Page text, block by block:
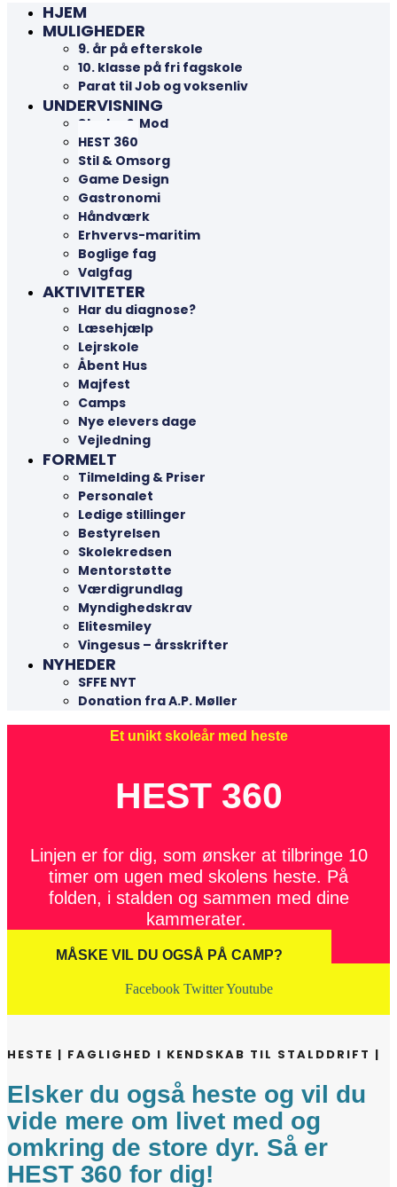
HJEM
MULIGHEDER
9. år på efterskole
10. klasse på fri fagskole
Parat til Job og voksenliv
UNDERVISNING
Styrke & Mod
HEST 360
Stil & Omsorg
Game Design
Gastronomi
Håndværk
Erhvervs-maritim
Boglige fag
Valgfag
AKTIVITETER
Har du diagnose?
Læsehjælp
Lejrskole
Åbent Hus
Majfest
Camps
Nye elevers dage
Vejledning
FORMELT
Tilmelding & Priser
Personalet
Ledige stillinger
Bestyrelsen
Skolekredsen
Mentorstøtte
Værdigrundlag
Myndighedskrav
Elitesmiley
Vingesus – årsskrifter
NYHEDER
SFFE NYT
Donation fra A.P. Møller
Et unikt skoleår med heste
HEST 360
Linjen er for dig, som ønsker at tilbringe 10
timer om ugen med skolens heste. På
folden, i stalden og sammen med dine
kammerater.
MÅSKE VIL DU OGSÅ PÅ CAMP?
Facebook Twitter Youtube
HESTE | FAGLIGHED I KENDSKAB TIL STALDDRIFT |
Elsker du også heste og vil du
vide mere om livet med og
omkring de store dyr. Så er
HEST 360 for dig!